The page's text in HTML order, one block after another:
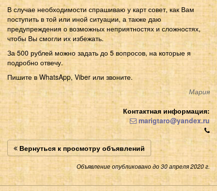
В случае необходимости спрашиваю у карт совет, как Вам
поступить в той или иной ситуации, а также даю
предупреждения о возможных неприятностях и сложностях,
чтобы Вы смогли их избежать.
За 500 рублей можно задать до 5 вопросов, на которые я
подробно отвечу.
Пишите в WhatsApp, Viber или звоните.
Мария
Контактная информация:
marigtaro@yandex.ru
Вернуться к просмотру объявлений
Объявление опубликовано до 30 апреля 2020 г.